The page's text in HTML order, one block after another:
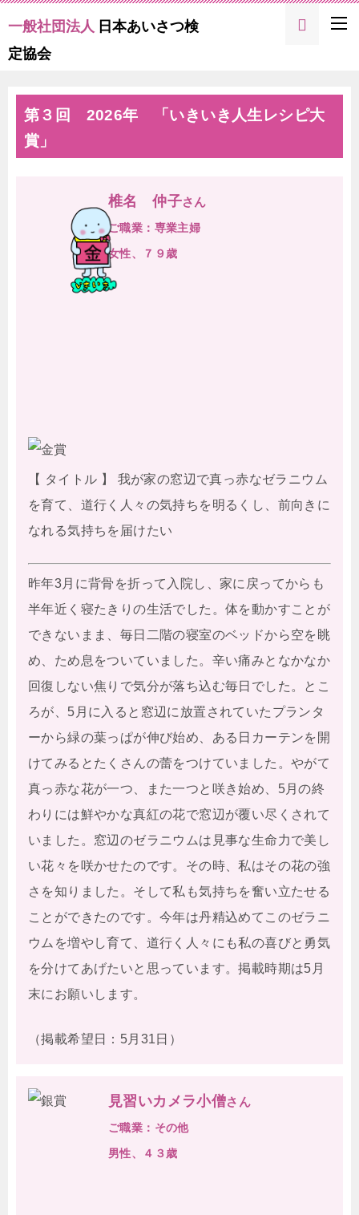
一般社団法人 日本あいさつ検
定協会
第３回 2026年 「いきいき人生レシピ大
賞」
椎名 仲子さん
ご職業：専業主婦
女性、７９歳
【 タイトル 】 我が家の窓辺で真っ赤なゼラニウム
を育て、道行く人々の気持ちを明るくし、前向きに
なれる気持ちを届けたい
昨年3月に背骨を折って入院し、家に戻ってからも
半年近く寝たきりの生活でした。体を動かすことが
できないまま、毎日二階の寝室のベッドから空を眺
め、ため息をついていました。辛い痛みとなかなか
回復しない焦りで気分が落ち込む毎日でした。とこ
ろが、5月に入ると窓辺に放置されていたプランタ
ーから緑の葉っぱが伸び始め、ある日カーテンを開
けてみるとたくさんの蕾をつけていました。やがて
真っ赤な花が一つ、また一つと咲き始め、5月の終
わりには鮮やかな真紅の花で窓辺が覆い尽くされて
いました。窓辺のゼラニウムは見事な生命力で美し
い花々を咲かせたのです。その時、私はその花の強
さを知りました。そして私も気持ちを奮い立たせる
ことができたのです。今年は丹精込めてこのゼラニ
ウムを増やし育て、道行く人々にも私の喜びと勇気
を分けてあげたいと思っています。掲載時期は5月
末にお願いします。
（掲載希望日：5月31日）
見習いカメラ小僧さん
ご職業：その他
男性、４３歳